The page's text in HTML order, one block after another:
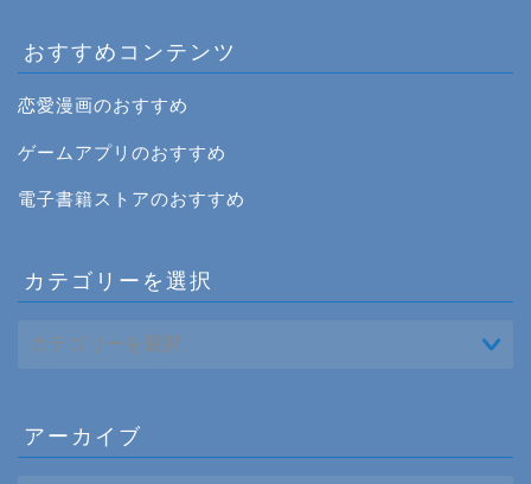
おすすめコンテンツ
恋愛漫画のおすすめ
ゲームアプリのおすすめ
電子書籍ストアのおすすめ
カテゴリーを選択
アーカイブ